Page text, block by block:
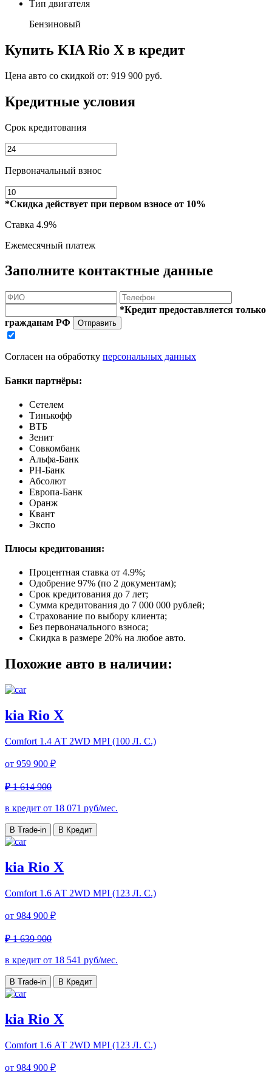
Тип двигателя
Бензиновый
Купить KIA Rio X в кредит
Цена авто со скидкой от: 919 900 руб.
Кредитные условия
Срок кредитования
Первоначальный взнос
*Скидка действует при первом взносе от 10%
Ставка 4.9%
Ежемесячный платеж
Заполните контактные данные
*Кредит предоставляется только
гражданам РФ
Отправить
Согласен на обработку персональных данных
Банки партнёры:
Сетелем
Тинькофф
ВТБ
Зенит
Совкомбанк
Альфа-Банк
РН-Банк
Абсолют
Европа-Банк
Оранж
Квант
Экспо
Плюсы кредитования:
Процентная ставка от 4.9%;
Одобрение 97% (по 2 документам);
Срок кредитования до 7 лет;
Сумма кредитования до 7 000 000 рублей;
Страхование по выбору клиента;
Без первоначального взноса;
Скидка в размере 20% на любое авто.
Похожие авто в наличии:
kia Rio X
Comfort 1.4 АТ 2WD MPI (100 Л. C.)
от 959 900 ₽
₽ 1 614 900
в кредит от 18 071 руб/мес.
В Trade-in В Кредит
kia Rio X
Comfort 1.6 АТ 2WD MPI (123 Л. C.)
от 984 900 ₽
₽ 1 639 900
в кредит от 18 541 руб/мес.
В Trade-in В Кредит
kia Rio X
Comfort 1.6 АТ 2WD MPI (123 Л. C.)
от 984 900 ₽